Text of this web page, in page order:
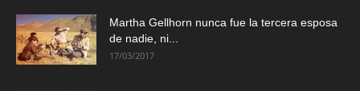
Martha Gellhorn nunca fue la tercera esposa
de nadie, ni...
17/03/2017